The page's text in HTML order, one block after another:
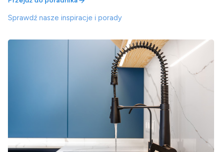
Sprawdź nasze inspiracje i porady